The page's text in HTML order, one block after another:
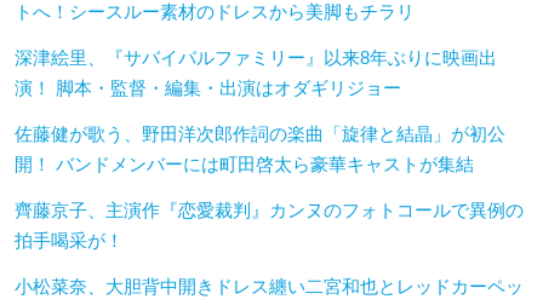
トへ！シースルー素材のドレスから美脚もチラリ
深津絵里、『サバイバルファミリー』以来8年ぶりに映画出
演！ 脚本・監督・編集・出演はオダギリジョー
佐藤健が歌う、野田洋次郎作詞の楽曲「旋律と結晶」が初公
開！ バンドメンバーには町田啓太ら豪華キャストが集結
齊藤京子、主演作『恋愛裁判』カンヌのフォトコールで異例の
拍手喝采が！
小松菜奈、大胆背中開きドレス纏い二宮和也とレッドカーペッ